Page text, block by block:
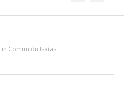
in Comunión Isaías